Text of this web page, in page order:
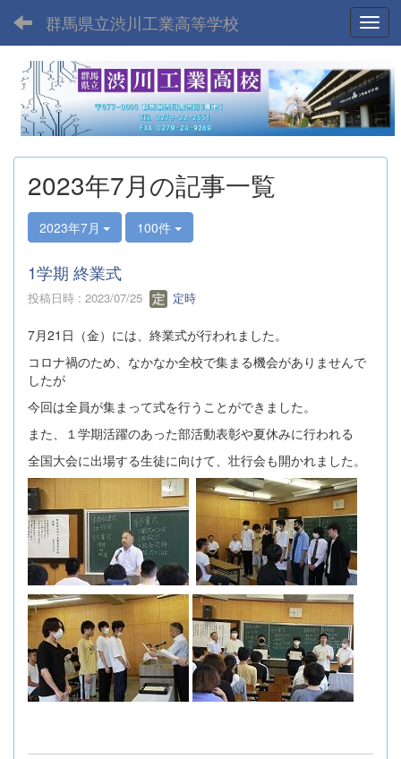
群馬県立渋川工業高等学校
2023年7月の記事一覧
2023年7月 100件
1学期 終業式
投稿日時 : 2023/07/25 定時
7月21日（金）には、終業式が行われました。
コロナ禍のため、なかなか全校で集まる機会がありませんで
したが
今回は全員が集まって式を行うことができました。
また、１学期活躍のあった部活動表彰や夏休みに行われる
全国大会に出場する生徒に向けて、壮行会も開かれました。